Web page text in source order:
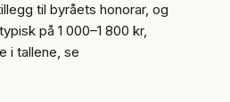
til byråets honorar, og
på 1 000–1 800 kr,
i tallene, se